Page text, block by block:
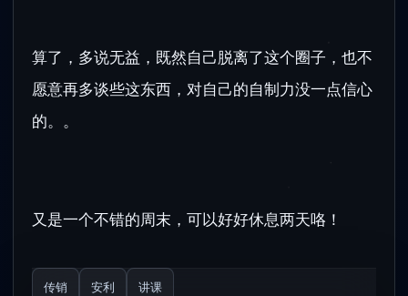
算了，多说无益，既然自己脱离了这个圈子，也不
愿意再多谈些这东西，对自己的自制力没一点信心
的。。
又是一个不错的周末，可以好好休息两天咯！
传销 安利 讲课